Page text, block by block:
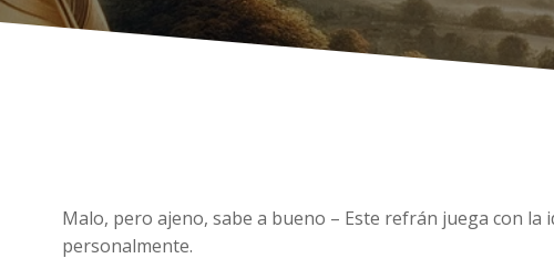
Malo, pero ajeno, sabe a bueno – Este refrán juega con
personalmente.